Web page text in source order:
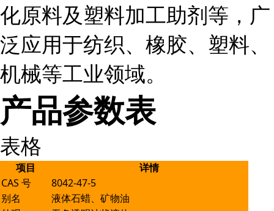
化原料及塑料加工助剂等，广
泛应用于纺织、橡胶、塑料、
机械等工业领域。
产品参数表
表格
项目 详情
CAS 号
8042-47-5
别名
液体石蜡、矿物油